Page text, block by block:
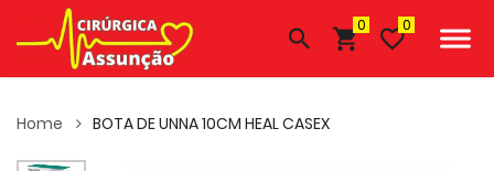
0
Home BOTA DE UNNA 10CM HEAL CASEX